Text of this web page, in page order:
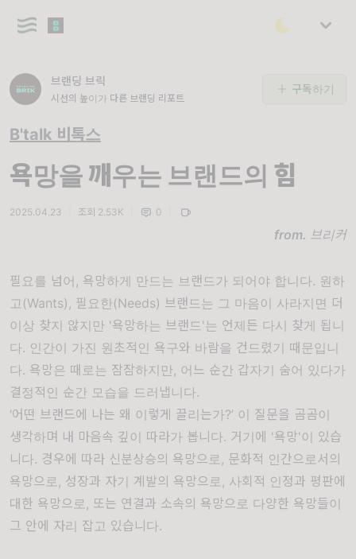
브랜딩 브릭
시선의 높이가 다른 브랜딩 리포트
구독하기
B'talk 비톡스
욕망을 깨우는 브랜드의 힘
2025.04.23 조회 2.53K 0
from. 브리커
필요를 넘어, 욕망하게 만드는 브랜드가 되어야 합니다. 원하
고(Wants), 필요한(Needs) 브랜드는 그 마음이 사라지면 더
이상 찾지 않지만 '욕망하는 브랜드'는 언제든 다시 찾게 됩니
다. 인간이 가진 원초적인 욕구와 바람을 건드렸기 때문입니
다. 욕망은 때로는 잠잠하지만, 어느 순간 갑자기 숨어 있다가
결정적인 순간 모습을 드러냅니다.
‘어떤 브랜드에 나는 왜 이렇게 끌리는가?’ 이 질문을 곰곰이
생각하며 내 마음속 깊이 따라가 봅니다. 거기에 '욕망'이 있습
니다. 경우에 따라 신분상승의 욕망으로, 문화적 인간으로서의
욕망으로, 성장과 자기 계발의 욕망으로, 사회적 인정과 평판에
대한 욕망으로, 또는 연결과 소속의 욕망으로 다양한 욕망들이
그 안에 자리 잡고 있습니다.